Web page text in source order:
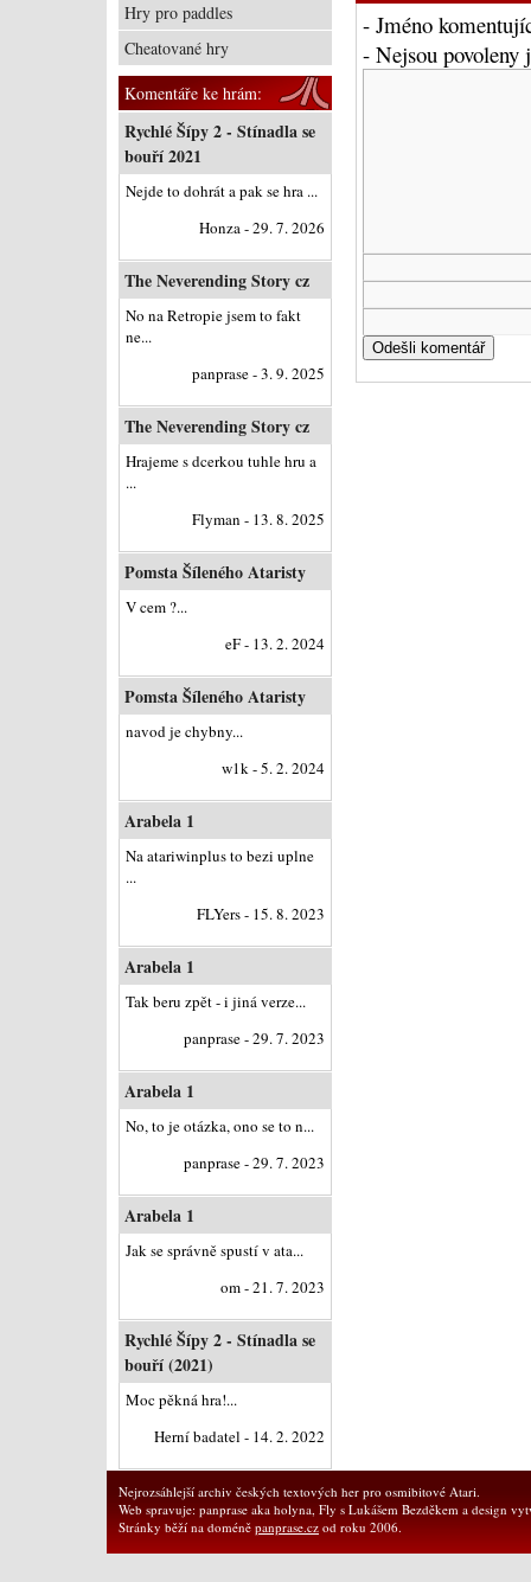
- Jméno
- Nejsou
Hry pro paddles
Cheatované hry
Komentáře ke hrám:
Rychlé Šípy 2 - Stínadla se
bouří 2021
Nejde to dohrát a pak se hra ...
Honza - 29. 7. 2026
The Neverending Story cz
No na Retropie jsem to fakt
ne...
panprase - 3. 9. 2025
The Neverending Story cz
Hrajeme s dcerkou tuhle hru a
...
Flyman - 13. 8. 2025
Pomsta Šíleného Ataristy
V cem ?...
eF - 13. 2. 2024
Pomsta Šíleného Ataristy
navod je chybny...
w1k - 5. 2. 2024
Arabela 1
Na atariwinplus to bezi uplne
...
FLYers - 15. 8. 2023
Arabela 1
Tak beru zpět - i jiná verze...
panprase - 29. 7. 2023
Arabela 1
No, to je otázka, ono se to n...
panprase - 29. 7. 2023
Arabela 1
Jak se správně spustí v ata...
om - 21. 7. 2023
Rychlé Šípy 2 - Stínadla se
bouří (2021)
Moc pěkná hra!...
Herní badatel - 14. 2. 2022
Nejrozsáhlejší archiv českých textových her pro osmibitové Atari.
Web spravuje: panprase aka holyna, Fly s Lukášem Bezděkem a design
Stránky běží na doméně panprase.cz od roku 2006.